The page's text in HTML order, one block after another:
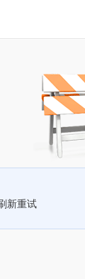
新重试